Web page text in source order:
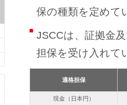
保の種類を定めて
JSCCは、証拠金
担保を受け入れて
適格担保
現金（日本円）